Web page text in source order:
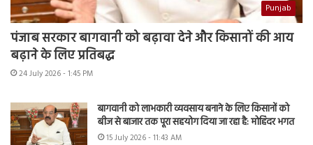
Punjab
पंजाब सरकार बागवानी को बढ़ावा देने और किसानों की आय
बढ़ाने के लिए प्रतिबद्ध
24 July 2026 - 1:45 PM
बागवानी को लाभकारी व्यवसाय बनाने के लिए किसानों को
बीज से बाजार तक पूरा सहयोग दिया जा रहा है: मोहिंदर भगत
15 July 2026 - 11:43 AM